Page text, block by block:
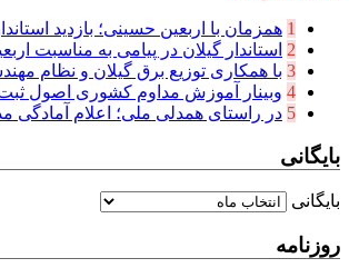
1 همزمان با اربعین حسینی؛ بازدید
2 استاندار گیلان در پیامی به مناسبت
3 با همکاری توزیع برق گیلان و نظام
4 وبینار آموزش مداوم کشوری اصول
5 در راستای همدلی ملی؛ اعلام آمادگی
بایگانی
بایگانی
روزنامه